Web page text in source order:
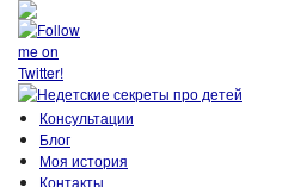
Консультации
Блог
Моя история
Контакты